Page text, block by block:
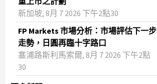
新加坡, 8月 7 2026 下午2點30
FP Markets 市場分析：市場評估下一步
走勢，日圓再臨十字路口
塞浦路斯利馬索爾, 8月 7 2026 下午2點
30